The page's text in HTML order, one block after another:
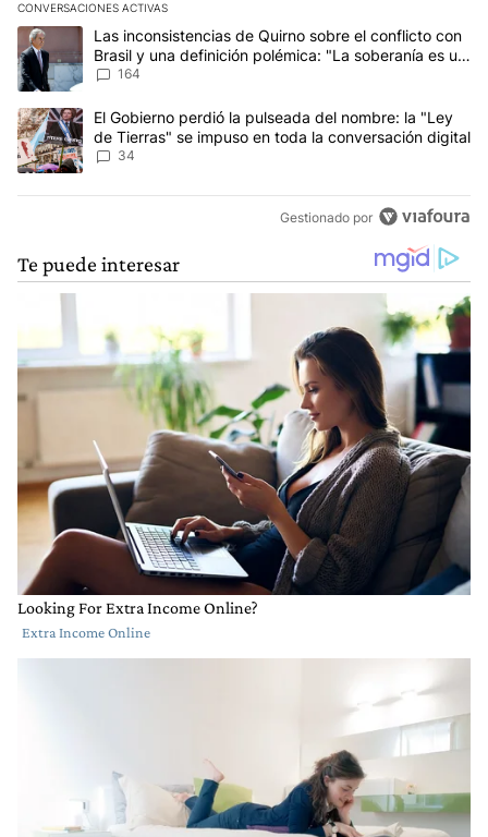
CONVERSACIONES ACTIVAS
Este listado muestra los artículos con más comentarios en los
Un artículo de tendencia con el título "Las inconsistencias de
Las inconsistencias de Quirno sobre el conflicto con
Brasil y una definición polémica: "La soberanía es un
concepto antiguo"
164
Un artículo de tendencia con el título "El Gobierno perdió la
El Gobierno perdió la pulseada del nombre: la "Ley
de Tierras" se impuso en toda la conversación digital
34
Gestionado por